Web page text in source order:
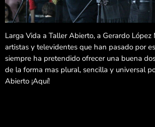
Larga Vida a Taller Abierto, a Gerardo López
artistas y televidentes que han pasado por
siempre ha pretendido ofrecer una buena
de la forma mas plural, sencilla y universal
Abierto ¡Aquí!